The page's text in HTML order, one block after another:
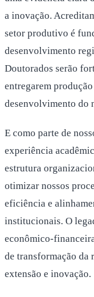
a inovação.
setor produtivo é
desenvolvimento
Doutorados serão
entregarem
desenvolvimento do
E como parte de
experiência
estrutura
otimizar nossos
eficiência e
institucionais. O
econômico-
de transformação da
extensão e inovação.